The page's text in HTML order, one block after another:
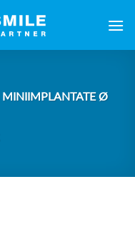
MINIIMPLANTATE Ø